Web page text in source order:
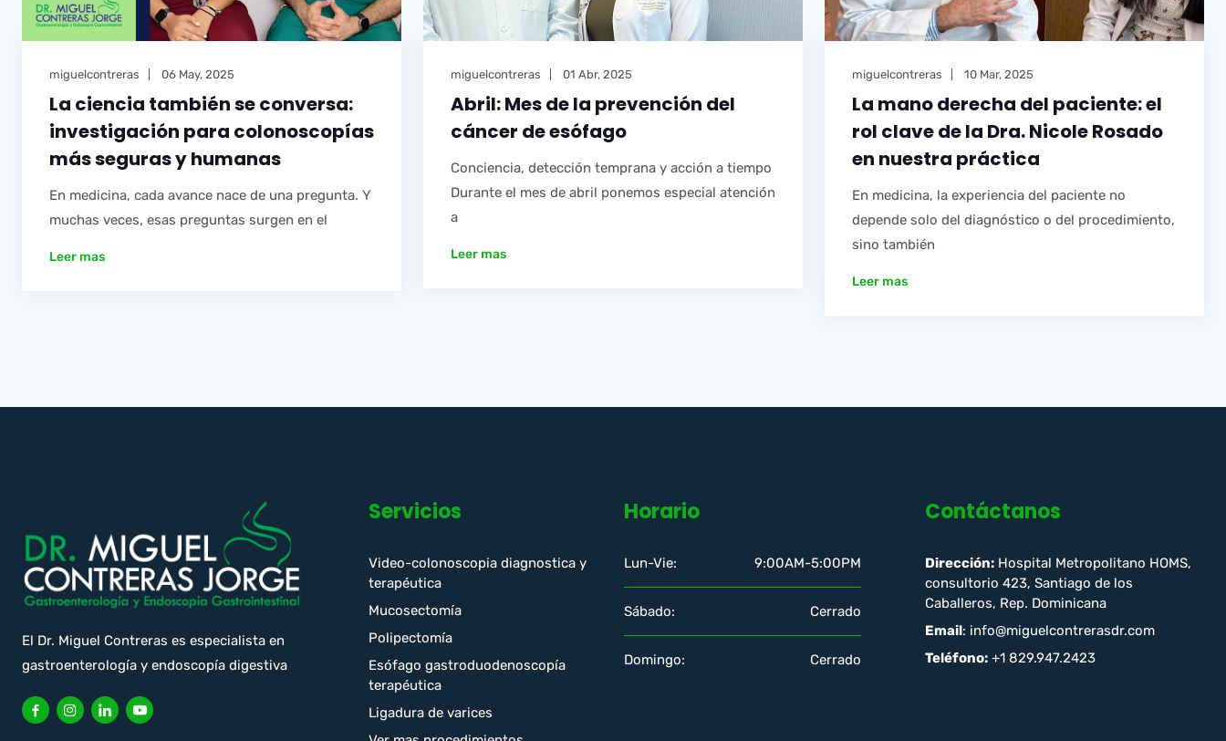
miguelcontreras 06 May, 2025
La ciencia también se conversa:
investigación para colonoscopías
más seguras y humanas
En medicina, cada avance nace de una pregunta. Y
muchas veces, esas preguntas surgen en el
Leer mas
miguelcontreras 01 Abr, 2025
Abril: Mes de la prevención del
cáncer de esófago
Conciencia, detección temprana y acción a tiempo
Durante el mes de abril ponemos especial atención
a
Leer mas
miguelcontreras 10 Mar, 2025
La mano derecha del paciente: el
rol clave de la Dra. Nicole Rosado
en nuestra práctica
En medicina, la experiencia del paciente no
depende solo del diagnóstico o del procedimiento,
sino también
Leer mas
El Dr. Miguel Contreras es especialista en
gastroenterología y endoscopía digestiva
Servicios
Video-colonoscopia diagnostica y
terapéutica
Mucosectomía
Polipectomía
Esófago gastroduodenoscopía
terapéutica
Ligadura de varices
Horario
Lun-Vie: 9:00AM-5:00PM
Sábado: Cerrado
Domingo: Cerrado
Contáctanos
Dirección: Hospital Metropolitano HOMS,
consultorio 423, Santiago de los
Caballeros, Rep. Dominicana
Email: info@miguelcontrerasdr.com
Teléfono: +1 829.947.2423